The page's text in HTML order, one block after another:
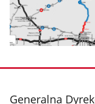
zdjęcie
stopka
Generalna